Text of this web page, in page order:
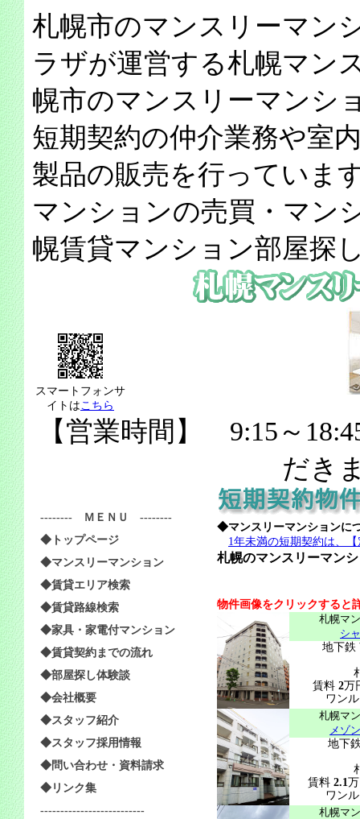
札幌市のマンスリーマン
ラザが運営する札幌マン
幌市のマンスリーマンシ
短期契約の仲介業務や室
製品の販売を行っていま
マンションの売買・マン
幌賃貸マンション部屋探
スマートフォンサ
イトはこちら
【営業時間】 9:15～
だき
◆マンスリーマンションに
1年未満の短期契約は、
札幌のマンスリーマン
物件画像をクリックすると
札幌マ
シ
地下鉄
賃料 2万
ワン
札幌マ
メゾ
地下
賃料 2.1
ワン
札幌マ
-------- ＭＥＮＵ --------
◆トップページ
◆マンスリーマンション
◆賃貸エリア検索
◆賃貸路線検索
◆家具・家電付マンション
◆賃貸契約までの流れ
◆部屋探し体験談
◆会社概要
◆スタッフ紹介
◆スタッフ採用情報
◆問い合わせ・資料請求
◆リンク集
--------------------------